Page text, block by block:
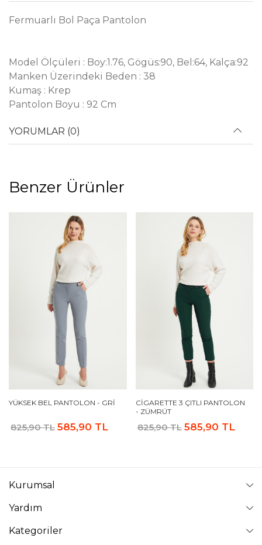
Fermuarlı Bol Paça Pantolon
Model Ölçüleri : Boy:1.76, Gögüs:90, Bel:64, Kalça:92
Manken Üzerindeki Beden : 38
Kumaş : Krep
Pantolon Boyu : 92 Cm
YORUMLAR (0)
Benzer Ürünler
YÜKSEK BEL PANTOLON - GRI
825,90 TL 585,90 TL
CIGARETTE 3 ÇITLI PANTOLON
- ZÜMRÜT
825,90 TL 585,90 TL
Kurumsal
Yardım
Kategoriler